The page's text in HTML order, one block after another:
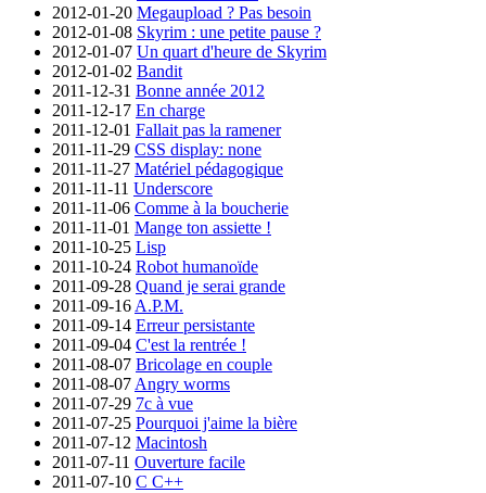
2012-01-20 Megaupload ? Pas besoin
2012-01-08 Skyrim : une petite pause ?
2012-01-07 Un quart d'heure de Skyrim
2012-01-02 Bandit
2011-12-31 Bonne année 2012
2011-12-17 En charge
2011-12-01 Fallait pas la ramener
2011-11-29 CSS display: none
2011-11-27 Matériel pédagogique
2011-11-11 Underscore
2011-11-06 Comme à la boucherie
2011-11-01 Mange ton assiette !
2011-10-25 Lisp
2011-10-24 Robot humanoïde
2011-09-28 Quand je serai grande
2011-09-16 A.P.M.
2011-09-14 Erreur persistante
2011-09-04 C'est la rentrée !
2011-08-07 Bricolage en couple
2011-08-07 Angry worms
2011-07-29 7c à vue
2011-07-25 Pourquoi j'aime la bière
2011-07-12 Macintosh
2011-07-11 Ouverture facile
2011-07-10 C C++